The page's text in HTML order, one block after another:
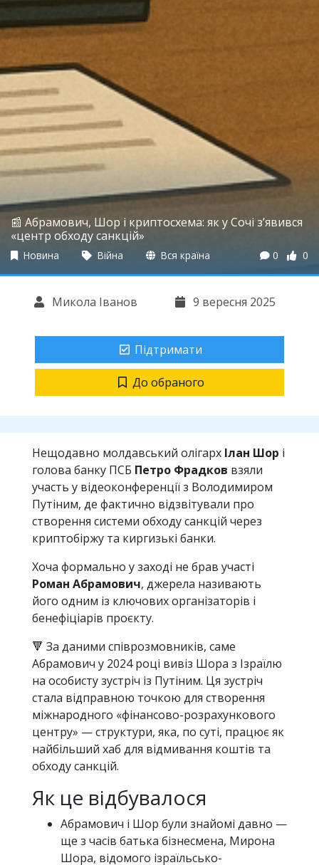
📰 Абрамович, Шор і криптосхема: як у Сочі з’явився
«центр обходу санкцій»
Новина Війна Вся країна 0 0
Микола Іванов 9 вересня 2025
Підтримати
До обраного
Нещодавно молдавський олігарх Ілан Шор і
голова банку ПСБ Петро Фрадков взяли
участь у відеоконференції з Володимиром
Путіним, де фактично відзвітували про
створення системи обходу санкцій через
криптобіржу та киргизькі банки.
Хоча формально у заході не брав участі
Роман Абрамович, джерела називають
його одним із ключових організаторів і
бенефіціарів проєкту.
🔻 За даними співрозмовників, саме
Абрамович у 2024 році вивіз Шора з Ізраїлю
на особисту зустріч із Путіним. Ця зустріч
стала відправною точкою для створення
міжнародного «фінансово-розрахункового
центру» — структури, яка, по суті, працює як
найбільший хаб для відмивання коштів та
обходу санкцій.
Як це відбувалося
Абрамович і Шор були знайомі давно —
ще з часів батька бізнесмена, Мирона
Шора, відомого ізраїльсько-